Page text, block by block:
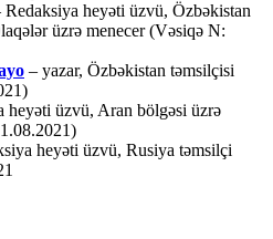
Redaksiya heyəti üzvü, Özbəkistan
üzrə menecer (Vəsiqə N:
– yazar, Özbəkistan təmsilçisi
heyəti üzvü, Aran bölgəsi üzrə
heyəti üzvü, Rusiya təmsilçi